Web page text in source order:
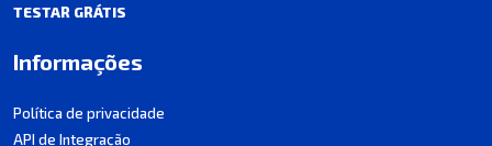
TESTAR GRÁTIS
Informações
Política de privacidade
API de Integração